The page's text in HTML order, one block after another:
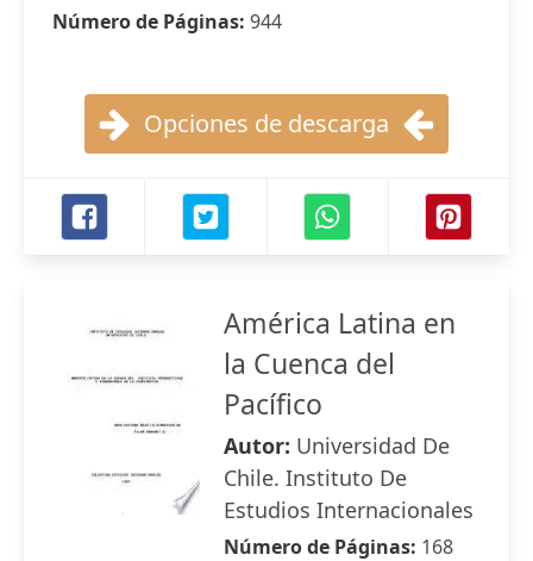
Número de Páginas: 944
Opciones de descarga
América Latina en
la Cuenca del
Pacífico
Autor: Universidad De
Chile. Instituto De
Estudios Internacionales
Número de Páginas: 168